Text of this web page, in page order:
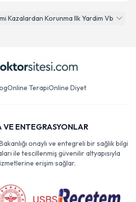
Kazalardan Korunma Ilk Yardim Vb
Online TerapiOnline Diyet
VE ENTEGRASYONLAR
onaylı ve entegreli bir sağlık bilgi
ile tescillenmiş güvenilir altyapısıyla
erişim sağlar.